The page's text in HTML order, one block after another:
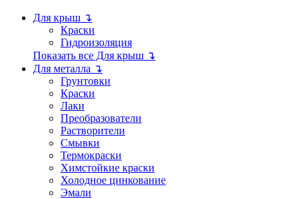
Для крыш ↴
Краски
Гидроизоляция
Показать все Для крыш ↴
Для металла ↴
Грунтовки
Краски
Лаки
Преобразователи
Растворители
Смывки
Термокраски
Химстойкие краски
Холодное цинкование
Эмали